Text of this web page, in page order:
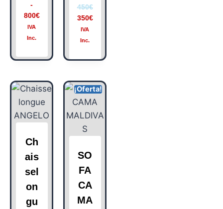
-
800€
IVA
Inc.
450€
350€
IVA
Inc.
Ch
ais
sel
on
gu
¡Oferta!
SO
FA
CA
MA